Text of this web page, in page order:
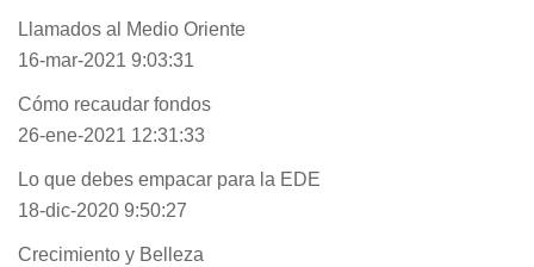
Llamados al Medio Oriente
16-mar-2021 9:03:31
Cómo recaudar fondos
26-ene-2021 12:31:33
Lo que debes empacar para la EDE
18-dic-2020 9:50:27
Crecimiento y Belleza